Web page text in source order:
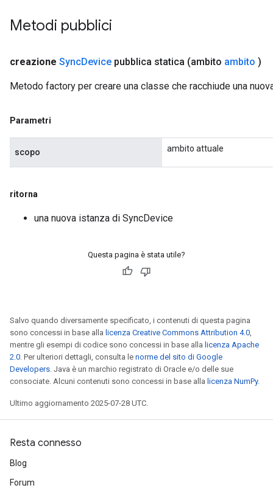
Metodi pubblici
creazione SyncDevice pubblica statica (ambito ambito )
Metodo factory per creare una classe che racchiude una
Parametri
scopo ambito attuale
ritorna
una nuova istanza di SyncDevice
Questa pagina è stata utile?
Salvo quando diversamente specificato, i contenuti di questa pagina
sono concessi in base alla licenza Creative Commons Attribution 4.0,
mentre gli esempi di codice sono concessi in base alla licenza Apache
2.0. Per ulteriori dettagli, consulta le norme del sito di Google
Developers. Java è un marchio registrato di Oracle e/o delle sue
consociate. Alcuni contenuti sono concessi in base alla licenza NumPy.
Ultimo aggiornamento 2025-07-28 UTC.
Resta connesso
Blog
Forum